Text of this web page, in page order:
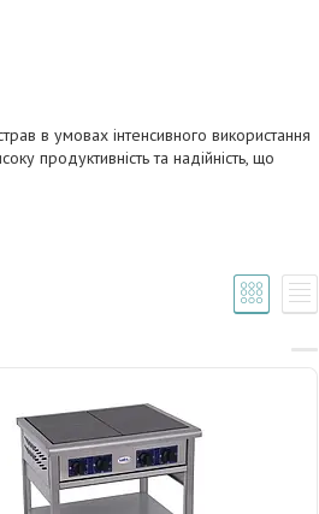
в умовах інтенсивного використання
продуктивність та надійність, що